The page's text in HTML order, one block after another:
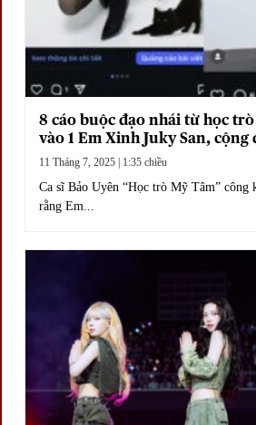
8 cáo buộc đạo nhái từ học
vào 1 Em Xinh Juky San, cộng
ngao ngán.
11 Tháng 7, 2025 | 1:35 chiều
Ca sĩ Bảo Uyên “Học trò Mỹ Tâm” công
rằng Em...